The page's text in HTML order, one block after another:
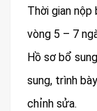
Thời gian
vòng 5 – 7
Hồ sơ bổ
sung, trình
chỉnh sửa.